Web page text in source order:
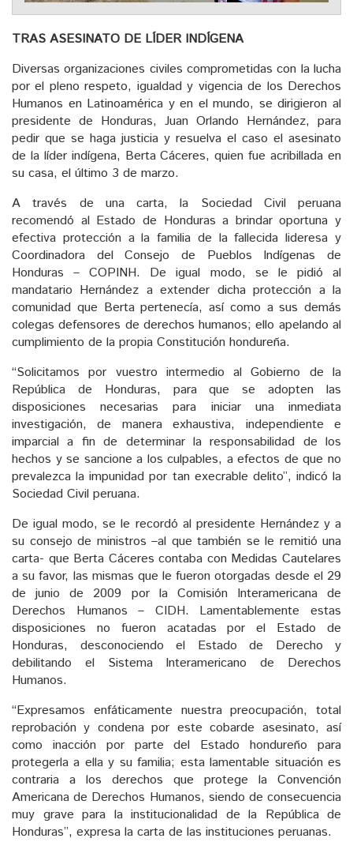
TRAS ASESINATO DE LÍDER INDÍGENA
Diversas organizaciones civiles comprometidas con la lucha
por el pleno respeto, igualdad y vigencia de los Derechos
Humanos en Latinoamérica y en el mundo, se dirigieron al
presidente de Honduras, Juan Orlando Hernández, para
pedir que se haga justicia y resuelva el caso el asesinato
de la líder indígena, Berta Cáceres, quien fue acribillada en
su casa, el último 3 de marzo.
A través de una carta, la Sociedad Civil peruana
recomendó al Estado de Honduras a brindar oportuna y
efectiva protección a la familia de la fallecida lideresa y
Coordinadora del Consejo de Pueblos Indígenas de
Honduras – COPINH. De igual modo, se le pidió al
mandatario Hernández a extender dicha protección a la
comunidad que Berta pertenecía, así como a sus demás
colegas defensores de derechos humanos; ello apelando al
cumplimiento de la propia Constitución hondureña.
“Solicitamos por vuestro intermedio al Gobierno de la
República de Honduras, para que se adopten las
disposiciones necesarias para iniciar una inmediata
investigación, de manera exhaustiva, independiente e
imparcial a fin de determinar la responsabilidad de los
hechos y se sancione a los culpables, a efectos de que no
prevalezca la impunidad por tan execrable delito”, indicó la
Sociedad Civil peruana.
De igual modo, se le recordó al presidente Hernández y a
su consejo de ministros –al que también se le remitió una
carta- que Berta Cáceres contaba con Medidas Cautelares
a su favor, las mismas que le fueron otorgadas desde el 29
de junio de 2009 por la Comisión Interamericana de
Derechos Humanos – CIDH. Lamentablemente estas
disposiciones no fueron acatadas por el Estado de
Honduras, desconociendo el Estado de Derecho y
debilitando el Sistema Interamericano de Derechos
Humanos.
“Expresamos enfáticamente nuestra preocupación, total
reprobación y condena por este cobarde asesinato, así
como inacción por parte del Estado hondureño para
protegerla a ella y su familia; esta lamentable situación es
contraria a los derechos que protege la Convención
Americana de Derechos Humanos, siendo de consecuencia
muy grave para la institucionalidad de la República de
Honduras”, expresa la carta de las instituciones peruanas.